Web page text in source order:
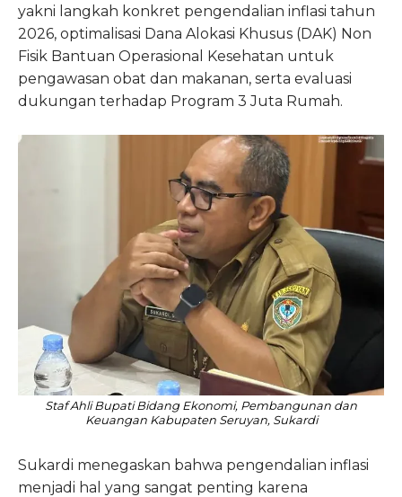
yakni langkah konkret pengendalian inflasi tahun
2026, optimalisasi Dana Alokasi Khusus (DAK) Non
Fisik Bantuan Operasional Kesehatan untuk
pengawasan obat dan makanan, serta evaluasi
dukungan terhadap Program 3 Juta Rumah.
Staf Ahli Bupati Bidang Ekonomi, Pembangunan dan
Keuangan Kabupaten Seruyan, Sukardi
Sukardi menegaskan bahwa pengendalian inflasi
menjadi hal yang sangat penting karena